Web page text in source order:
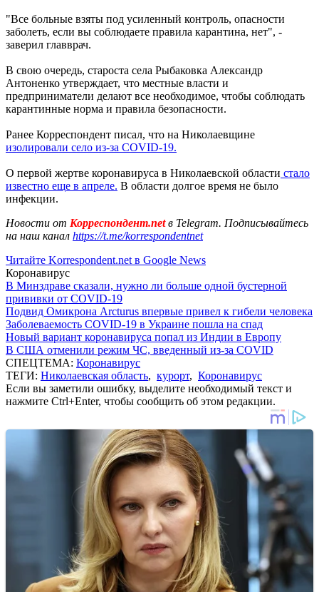
"Все больные взяты под усиленный контроль, опасности
заболеть, если вы соблюдаете правила карантина, нет", -
заверил главврач.
В свою очередь, староста села Рыбаковка Александр
Антоненко утверждает, что местные власти и
предприниматели делают все необходимое, чтобы соблюдать
карантинные норма и правила безопасности.
Ранее Корреспондент писал, что на Николаевщине
изолировали село из-за COVID-19.
О первой жертве коронавируса в Николаевской области стало
известно еще в апреле. В области долгое время не было
инфекции.
Новости от Корреспондент.netв Telegram. Подписывайтесь
на наш канал https://t.me/korrespondentnet
Читайте Korrespondent.net в Google News
Коронавирус
В Минздраве сказали, нужно ли больше одной бустерной
прививки от COVID-19
Подвид Омикрона Arcturus впервые привел к гибели человека
Заболеваемость COVID-19 в Украине пошла на спад
Новый вариант коронавируса попал из Индии в Европу
В США отменили режим ЧС, введенный из-за COVID
СПЕЦТЕМА: Коронавирус
ТЕГИ: Николаевская область, курорт, Коронавирус
Если вы заметили ошибку, выделите необходимый текст и
нажмите Ctrl+Enter, чтобы сообщить об этом редакции.